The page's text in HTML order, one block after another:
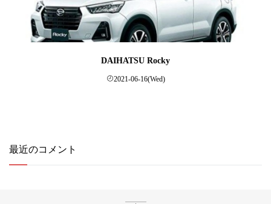
DAIHATSU Rocky
2021-06-16(Wed)
最近のコメント